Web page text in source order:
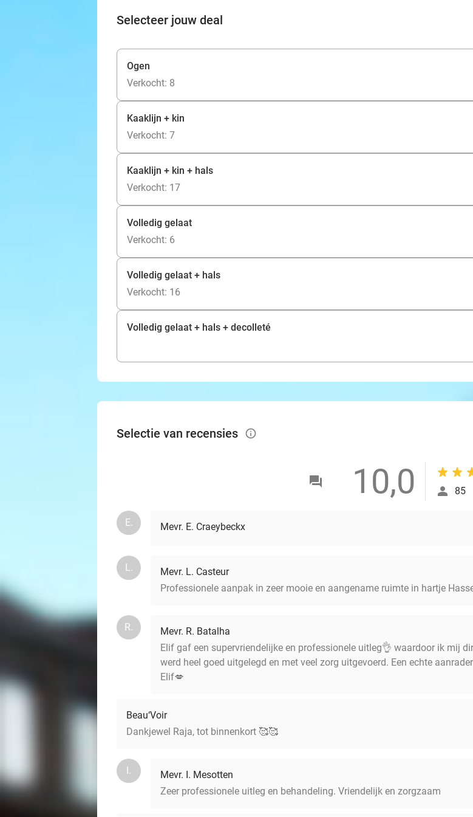
Selecteer jouw deal
Ogen
Verkocht: 8
Kaaklijn + kin
Verkocht: 7
Kaaklijn + kin + hals
Verkocht: 17
Volledig gelaat
Verkocht: 6
Volledig gelaat + hals
Verkocht: 16
Volledig gelaat + hals + decolleté
Selectie van recensies info_outlined
10,0 85
E. Mevr. E. Craeybeckx
L.
Mevr. L. Casteur
Professionele aanpak in zeer mooie en aangename ruimte in hartje
R.
Mevr. R. Batalha
Elif gaf een supervriendelijke en professionele uitleg👌 waardoor ik mij
werd heel goed uitgelegd en met veel zorg uitgevoerd. Een echte
Elif💋
Beau‘Voir
Dankjewel Raja, tot binnenkort 🥰🥰
I.
Mevr. I. Mesotten
Zeer professionele uitleg en behandeling. Vriendelijk en zorgzaam